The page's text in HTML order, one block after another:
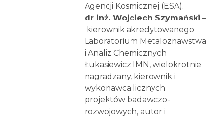
Agencji Kosmicznej (ESA).
dr inż. Wojciech Szymański –
kierownik akredytowanego
Laboratorium Metaloznawstwa
i Analiz Chemicznych
Łukasiewicz IMN, wielokrotnie
nagradzany, kierownik i
wykonawca licznych
projektów badawczo-
rozwojowych, autor i